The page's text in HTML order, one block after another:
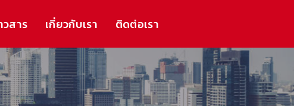
วสาร เกี่ยวกับเรา ติดต่อเรา